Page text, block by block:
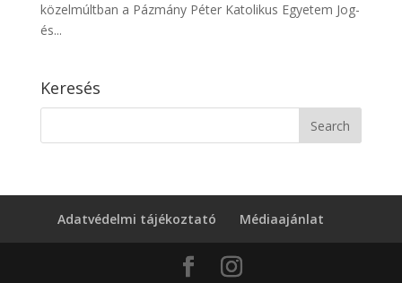
közelmúltban a Pázmány Péter Katolikus Egyetem Jog-
és...
Keresés
Adatvédelmi tájékoztató Médiaajánlat